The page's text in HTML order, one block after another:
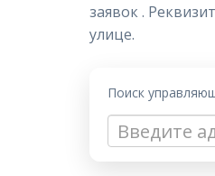
заявок .
улице.
Поиск